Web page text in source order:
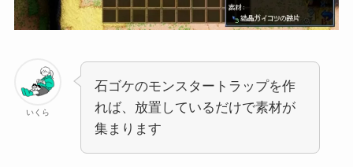
いくら
石ゴケのモンスタートラップを作
れば、放置しているだけで素材が
集まります